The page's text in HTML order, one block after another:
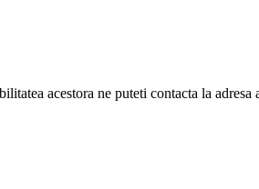
acestora ne puteti contacta la